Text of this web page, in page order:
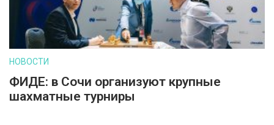
НОВОСТИ
ФИДЕ: в Сочи организуют крупные
шахматные турниры